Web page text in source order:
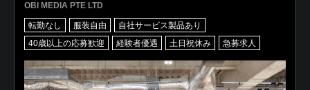
OBI MEDIA PTE LTD
転勤なし 服装自由
自社サービス製品あり
40歳以上の応募歓迎
経験者優遇 土日祝休み 急募求人